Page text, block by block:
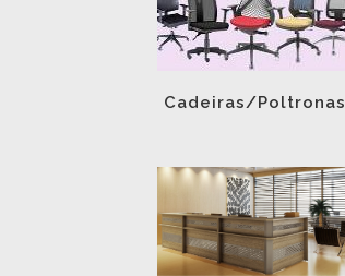
Cadeiras/Poltronas